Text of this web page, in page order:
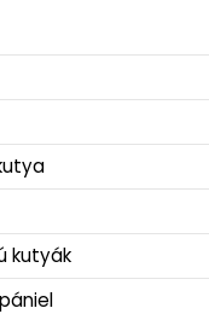
kutyák